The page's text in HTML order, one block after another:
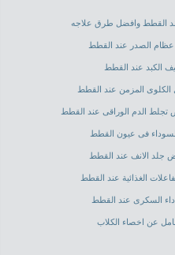
القطط وافضل طرق علاجه
الصدر عند القطط
الكبد عند القطط
المزمن عند القطط
الدم الوراقى عند القطط
فى عيون القطط
جلد الانف عند القطط
الغذائية عند القطط
السكرى عند القطط
عن اخصاء الكلاب